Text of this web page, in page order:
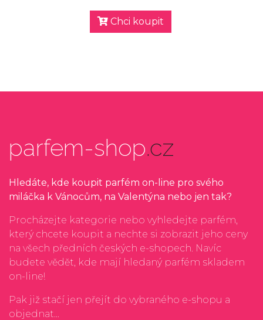
Chci koupit
parfem-shop.cz
Hledáte, kde koupit parfém on-line pro svého
miláčka k Vánocům, na Valentýna nebo jen tak?
Procházejte kategorie nebo vyhledejte parfém,
který chcete koupit a nechte si zobrazit jeho ceny
na všech předních českých e-shopech. Navíc
budete vědět, kde mají hledaný parfém skladem
on-line!
Pak již stačí jen přejít do vybraného e-shopu a
objednat...